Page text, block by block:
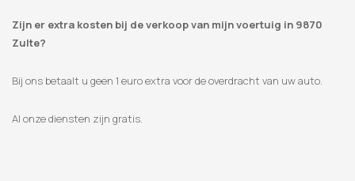
Zijn er extra kosten bij de verkoop van mijn voertuig in 9870
Zulte?
Bij ons betaalt u geen 1 euro extra voor de overdracht van uw auto.
Al onze diensten zijn gratis.